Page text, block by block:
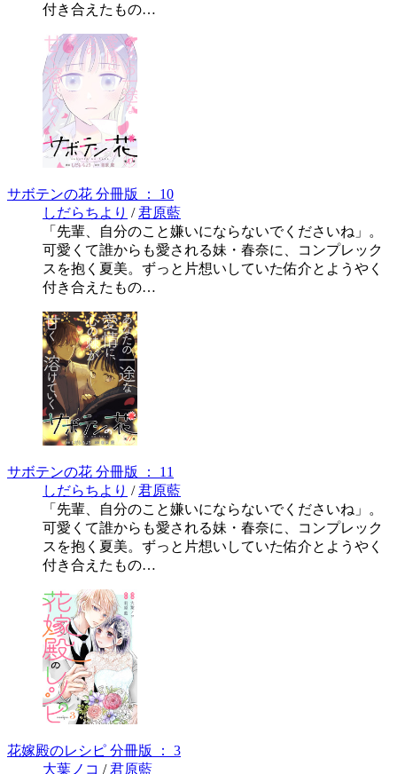
付き合えたもの…
サボテンの花 分冊版 ： 10
しだらちより /君原藍
「先輩、自分のこと嫌いにならないでくださいね」。
可愛くて誰からも愛される妹・春奈に、コンプレック
スを抱く夏美。ずっと片想いしていた佑介とようやく
付き合えたもの…
サボテンの花 分冊版 ： 11
しだらちより /君原藍
「先輩、自分のこと嫌いにならないでくださいね」。
可愛くて誰からも愛される妹・春奈に、コンプレック
スを抱く夏美。ずっと片想いしていた佑介とようやく
付き合えたもの…
花嫁殿のレシピ 分冊版 ： 3
大葉ノコ /君原藍